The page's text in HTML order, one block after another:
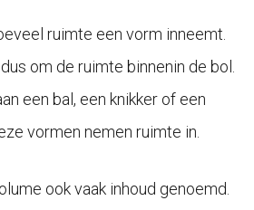
ruimte een vorm inneemt.
om de ruimte binnenin de bol.
een bal, een knikker of een
vormen nemen ruimte in.
ook vaak inhoud genoemd.